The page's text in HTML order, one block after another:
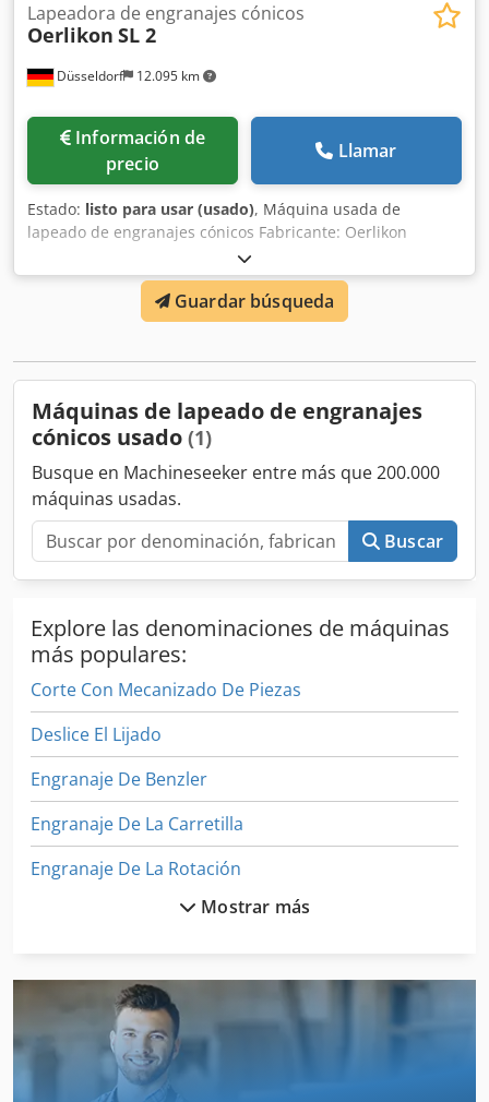
Düsseldorf 12.095 km
Lapeadora de engranajes cónicos
Oerlikon SL 2
Información de
precio
Llamar
Estado: listo para usar (usado), Máquina usada de
lapeado de engranajes cónicos Fabricante: Oerlikon
Modelo: SL 2 Dsdpfxeycc Rie Abuekr La máquina está
disponible para recogida inmediata.
Guardar búsqueda
Máquinas de lapeado de engranajes
cónicos usado (1)
Busque en Machineseeker entre más que 200.000
máquinas usadas.
Buscar
Explore las denominaciones de máquinas
más populares:
Corte Con Mecanizado De Piezas
Deslice El Lijado
Engranaje De Benzler
Engranaje De La Carretilla
Engranaje De La Rotación
Engranaje De Máquinas
Laminado De
Laminadora De
Laminadora De Cuerdas
Mostrar más